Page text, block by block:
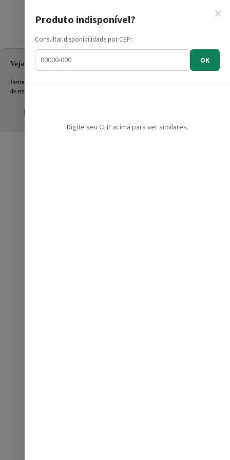
Informe seu CEP
Veja as ofertas para seu endereço!
Insira seu CEP e confira a disponibilidade dos produtos e prazo
de entrega.
×
Produto indisponível?
Consultar disponibilidade por CEP:
OK
Digite seu CEP acima para ver similares.